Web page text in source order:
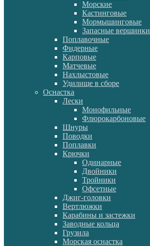
Морские
Кастинговые
Мормышинговые
Запасные вершинки
Поплавочные
Фидерные
Карповые
Матчевые
Нахлыстовые
Удилище в сборе
Оснастка
Лески
Монофильные
Флюрокарбоновые
Шнуры
Поводки
Поплавки
Крючки
Одинарные
Двойники
Тройники
Офсетные
Джиг-головки
Вертлюжки
Карабины и застежки
Заводные кольца
Грузила
Морская оснастка